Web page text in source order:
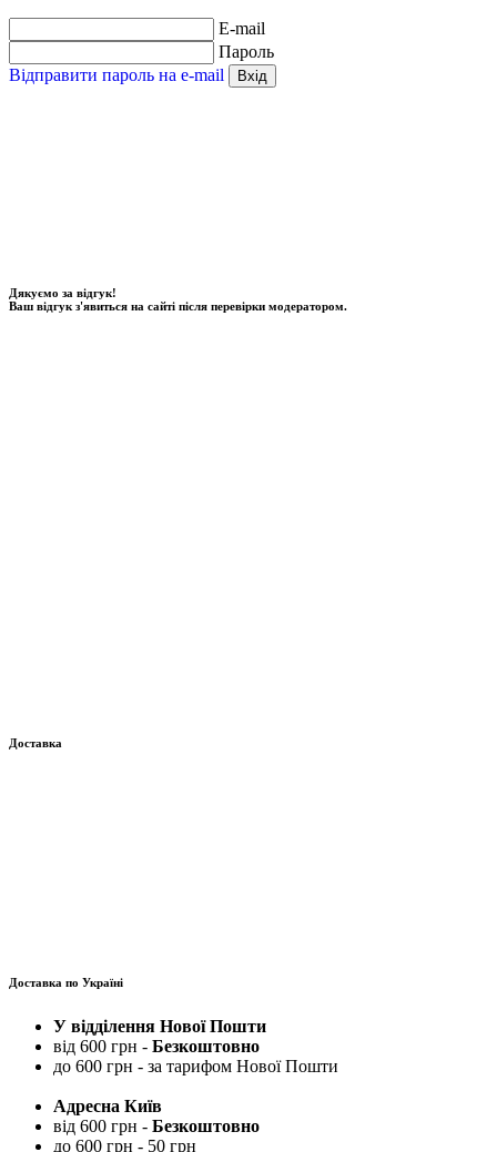
E-mail
Пароль
Відправити пароль на e-mail
Вхід
Дякуємо за відгук!
Ваш відгук з'явиться на сайті після перевірки модератором.
Доставка
Доставка по Україні
У відділення Нової Пошти
від 600 грн - Безкоштовно
до 600 грн - за тарифом Нової Пошти
Адресна Київ
від 600 грн - Безкоштовно
до 600 грн - 50 грн